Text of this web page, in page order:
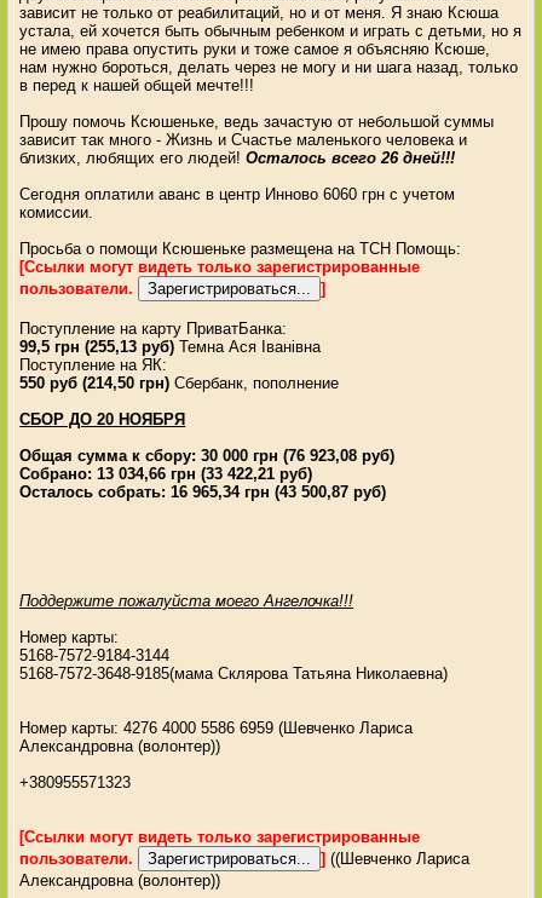
зависит не только от реабилитаций, но и от меня. Я знаю Ксюша
устала, ей хочется быть обычным ребенком и играть с детьми, но я
не имею права опустить руки и тоже самое я объясняю Ксюше,
нам нужно бороться, делать через не могу и ни шага назад, только
в перед к нашей общей мечте!!!
Прошу помочь Ксюшеньке, ведь зачастую от небольшой суммы
зависит так много - Жизнь и Счастье маленького человека и
близких, любящих его людей!Осталось всего 26 дней!!!
Сегодня оплатили аванс в центр Инново 6060 грн с учетом
комиссии.
Просьба о помощи Ксюшеньке размещена на ТСН Помощь:
[Ссылки могут видеть только зарегистрированные
пользователи.
]
Поступление на карту ПриватБанка:
99,5 грн (255,13 руб) Темна Ася Іванівна
Поступление на ЯК:
550 руб (214,50 грн) Сбербанк, пополнение
СБОР ДО 20 НОЯБРЯ
Общая сумма к сбору: 30 000 грн (76 923,08 руб)
Собрано: 13 034,66 грн (33 422,21 руб)
Осталось собрать: 16 965,34 грн (43 500,87 руб)
Поддержите пожалуйста моего Ангелочка!!!
Номер карты:
5168-7572-9184-3144
5168-7572-3648-9185(мама Склярова Татьяна Николаевна)
Номер карты: 4276 4000 5586 6959 (Шевченко Лариса
Александровна (волонтер))
+380955571323
[Ссылки могут видеть только зарегистрированные
пользователи.
] ((Шевченко Лариса
Александровна (волонтер))